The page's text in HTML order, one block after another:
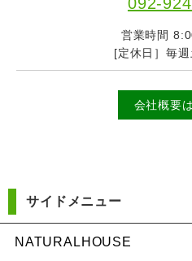
営業時間
[定休日］毎
会社概要
サイドメニュー
NATURALHOUSE (